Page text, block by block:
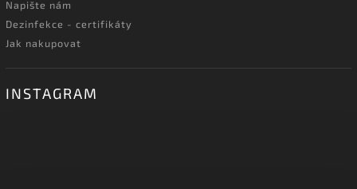
Napište nám
Dezinfekce - certifikáty
Jak nakupovat
INSTAGRAM